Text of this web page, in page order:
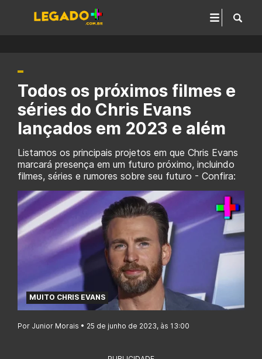
Todos os próximos filmes e
séries do Chris Evans
lançados em 2023 e além
Listamos os principais projetos em que Chris Evans
marcará presença em um futuro próximo, incluindo
filmes, séries e rumores sobre seu futuro - Confira:
MUITO CHRIS EVANS
Por Junior Morais • 25 de junho de 2023, às 13:00